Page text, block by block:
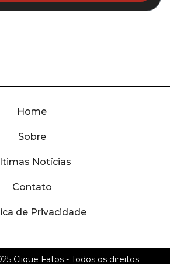
Home
Sobre
Notícias
Contato
de Privacidade
Clique Fatos- Todos os direitos